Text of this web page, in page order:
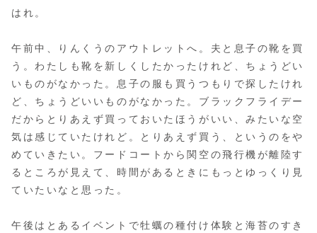
はれ。
午前中、りんくうのアウトレットへ。夫と息子の靴を買
う。わたしも靴を新しくしたかったけれど、ちょうどい
いものがなかった。息子の服も買うつもりで探したけれ
ど、ちょうどいいものがなかった。ブラックフライデー
だからとりあえず買っておいたほうがいい、みたいな空
気は感じていたけれど。とりあえず買う、というのをや
めていきたい。フードコートから関空の飛行機が離陸す
るところが見えて、時間があるときにもっとゆっくり見
ていたいなと思った。
午後はとあるイベントで牡蠣の種付け体験と海苔のすき